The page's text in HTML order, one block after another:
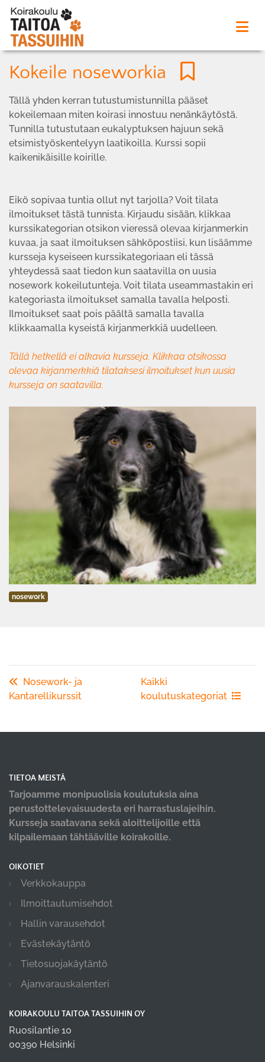
Kokeile noseworkia
Tällä yhden kerran tutustumistunnilla pääset
kokeilemaan miten koirasi innostuu nenänkäytöstä.
Tunnilla tutustutaan eukalyptuksen hajuun sekä
etsimistyöskentelyyn laatikoilla. Kurssi sopii
kaikenikäisille koirille.
Eikö sopivaa tuntia ollut nyt tarjolla? Voit tilata
ilmoitukset tästä tunnista. Kirjaudu sisään, klikkaa
kurssikategorian otsikon vieressä olevaa kirjanmerkin
kuvaa, ja saat ilmoituksen sähköpostiisi, kun lisäämme
kursseja kyseiseen kurssikategoriaan eli tässä
yhteydessä saat tiedon kun saatavilla on uusia
nosework kokeilutunteja. Voit tilata useammastakin eri
kategoriasta ilmoitukset samalla tavalla helposti.
Ilmoitukset saat pois päältä samalla tavalla
klikkaamalla kyseistä kirjanmerkkiä uudelleen.
Tällä hetkellä ei alkavia kursseja. Klikkaa otsikossa
olevaa kirjanmerkkiä tilataksesi ilmoitukset kun uusia
kursseja on saatavilla.
nosework
Nosework- ja
Kantarellikurssit
Kaikki
koulutuskategoriat
TIETOA MEISTÄ
Tarjoamme monipuolisia koulutuksia aina
perustottelevaisuudesta eri harrastuslajeihin.
Kursseja saatavana sekä aloittelijoille että
kilpailemaan tähtääville koirakoille.
OIKOTIET
Verkkokauppa
Ilmoittautumisehdot
Hallin varausehdot
Evästekäytäntö
Tietosuojakäytäntö
Ajanvarauskalenteri
KOIRAKOULU TAITOA TASSUIHIN OY
Ruosilantie 10
00390 Helsinki